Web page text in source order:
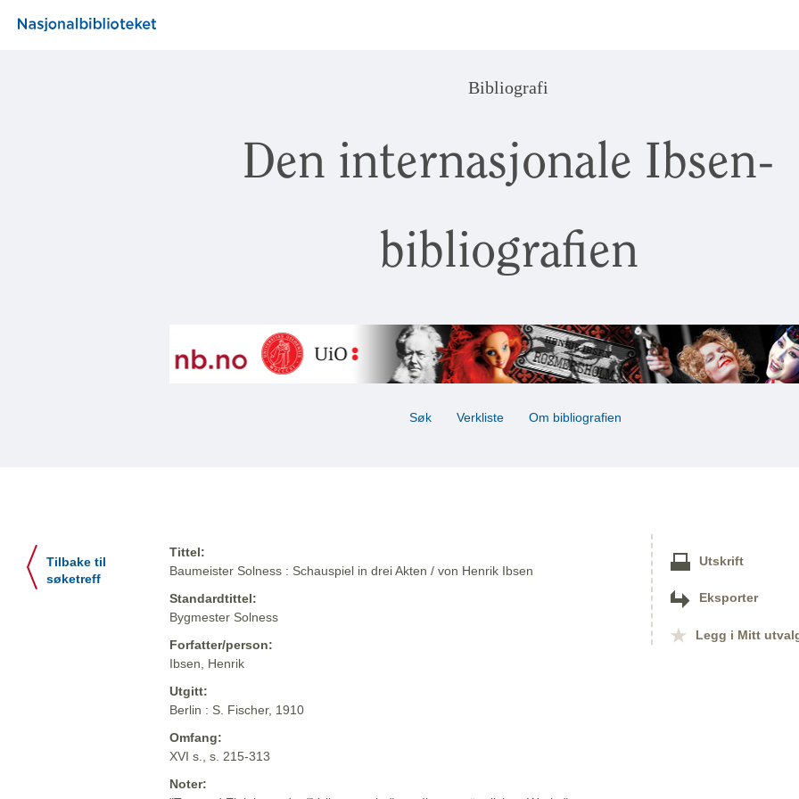
Bibliografi
Den internasjonale Ibsen-
bibliografien
Søk Verkliste Om bibliografien
Tilbake til
søketreff
Tittel:
Baumeister Solness : Schauspiel in drei Akten / von Henrik Ibsen
Standardtittel:
Bygmester Solness
Forfatter/person:
Ibsen, Henrik
Utgitt:
Berlin : S. Fischer, 1910
Omfang:
XVI s., s. 215-313
Noter:
Utskrift
Eksporter
Legg i Mitt